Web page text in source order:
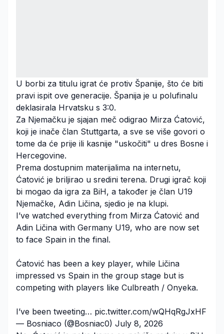
U borbi za titulu igrat će protiv Španije, što će biti
pravi ispit ove generacije. Španija je u polufinalu
deklasirala Hrvatsku s 3:0.
Za Njemačku je sjajan meč odigrao Mirza Ćatović,
koji je inače član Stuttgarta, a sve se više govori o
tome da će prije ili kasnije "uskočiti" u dres Bosne i
Hercegovine.
Prema dostupnim materijalima na internetu,
Ćatović je briljirao u sredini terena. Drugi igrač koji
bi mogao da igra za BiH, a također je član U19
Njemačke, Adin Ličina, sjedio je na klupi.
I’ve watched everything from Mirza Ćatović and
Adin Ličina with Germany U19, who are now set
to face Spain in the final.
Ćatović has been a key player, while Ličina
impressed vs Spain in the group stage but is
competing with players like Culbreath / Onyeka.
I’ve been tweeting… pic.twitter.com/wQHqRgJxHF
— Bosniaco (@Bosniac0) July 8, 2026